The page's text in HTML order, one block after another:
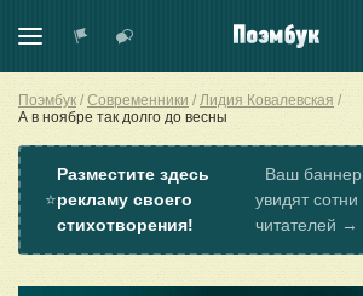
Поэмбук Современники
Лидия Ковалевская
А в ноябре так долго до весны
⭐
Разместите здесь
рекламу своего
стихотворения!
Ваш баннер
увидят сотни
читателей →